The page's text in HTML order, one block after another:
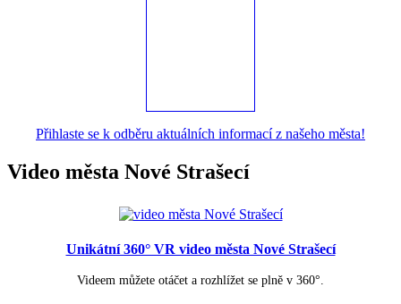
Přihlaste se k odběru aktuálních informací z našeho města!
Video města Nové Strašecí
Unikátní 360° VR video města Nové Strašecí
Videem můžete otáčet a rozhlížet se plně v 360°.